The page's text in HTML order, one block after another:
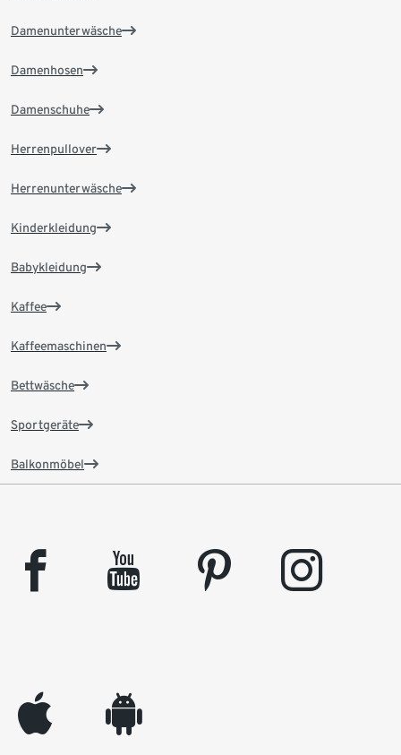
Damenunterwäsche
Damenhosen
Damenschuhe
Herrenpullover
Herrenunterwäsche
Kinderkleidung
Babykleidung
Kaffee
Kaffeemaschinen
Bettwäsche
Sportgeräte
Balkonmöbel
facebook youtube pinterest instagram
appleinc android